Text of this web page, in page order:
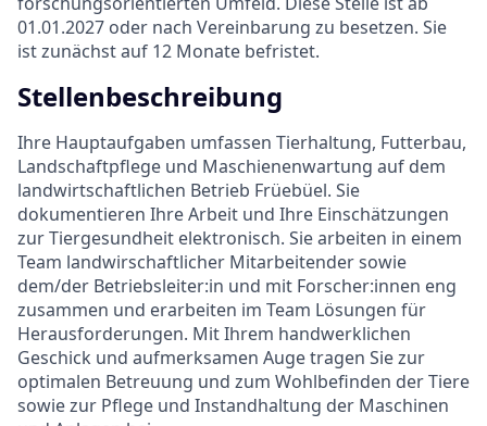
01.01.2027 oder nach Vereinbarung zu besetzen. Sie
ist zunächst auf 12 Monate befristet.
Stellenbeschreibung
Ihre Hauptaufgaben umfassen Tierhaltung, Futterbau,
Landschaftpflege und Maschienenwartung auf dem
landwirtschaftlichen Betrieb Früebüel. Sie
dokumentieren Ihre Arbeit und Ihre Einschätzungen
zur Tiergesundheit elektronisch. Sie arbeiten in einem
Team landwirschaftlicher Mitarbeitender sowie
dem/der Betriebsleiter:in und mit Forscher:innen eng
zusammen und erarbeiten im Team Lösungen für
Herausforderungen. Mit Ihrem handwerklichen
Geschick und aufmerksamen Auge tragen Sie zur
optimalen Betreuung und zum Wohlbefinden der Tiere
sowie zur Pflege und Instandhaltung der Maschinen